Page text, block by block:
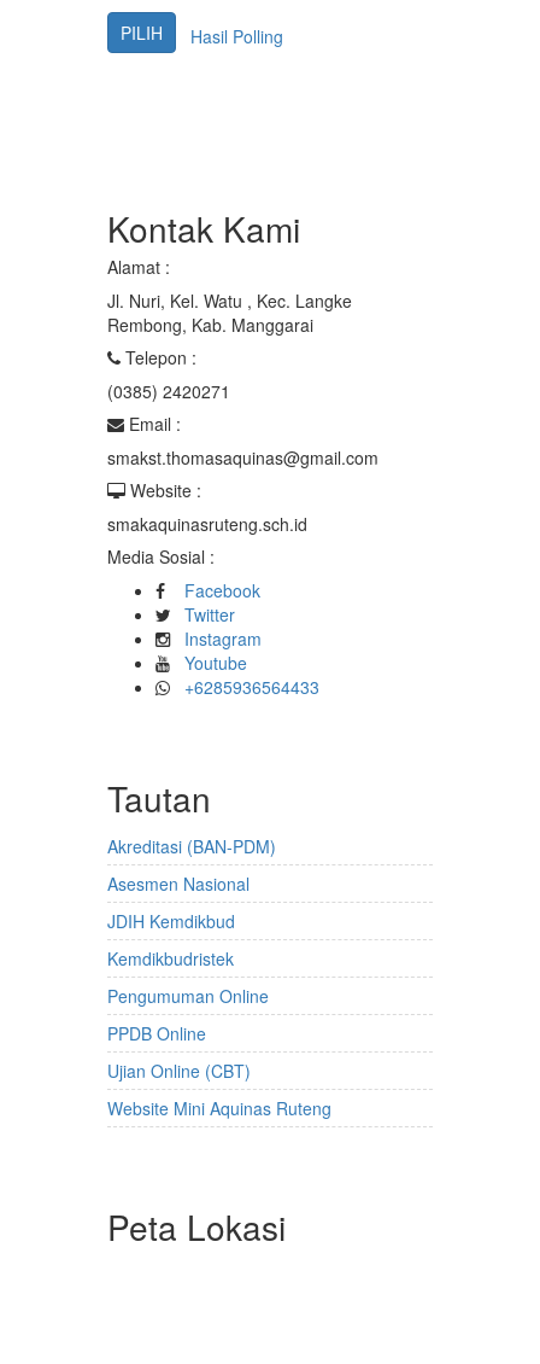
Hasil Polling
Kontak Kami
Alamat :
Jl. Nuri, Kel. Watu , Kec. Langke
Rembong, Kab. Manggarai
Telepon :
(0385) 2420271
Email :
smakst.thomasaquinas@gmail.com
Website :
smakaquinasruteng.sch.id
Media Sosial :
Facebook
Twitter
Instagram
Youtube
+6285936564433
Tautan
Akreditasi (BAN-PDM)
Asesmen Nasional
JDIH Kemdikbud
Kemdikbudristek
Pengumuman Online
PPDB Online
Ujian Online (CBT)
Website Mini Aquinas Ruteng
Peta Lokasi